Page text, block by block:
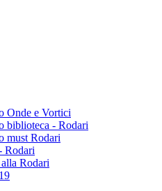
Onde e Vortici
biblioteca - Rodari
must Rodari
Rodari
Rodari